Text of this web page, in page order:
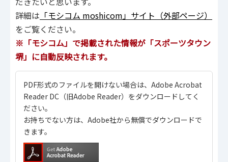
詳細は 「モシコム moshicom」サイト（外部ページ）
をご覧ください。
※「モシコム」で掲載された情報が「スポーツタウン
堺」に自動反映されます。
PDF形式のファイルを開けない場合は、Adobe Acrobat
Reader DC（旧Adobe Reader）をダウンロードしてく
ださい。
お持ちでない方は、Adobe社から無償でダウンロードで
きます。